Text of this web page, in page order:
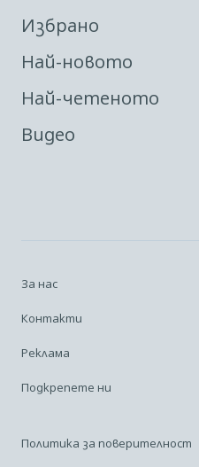
Избрано
Най-новото
Най-четеното
Видео
За нас
Контакти
Реклама
Подкрепете ни
Политика за поверителност